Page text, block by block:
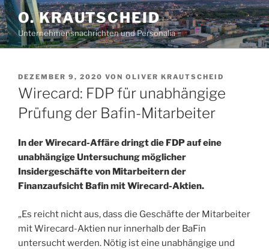
Zum
Inhalt
springen
O. KRAUTSCHEID
Unternehmensnachrichten und Personalia
VERÖFFENTLICHT
AM
DEZEMBER 9, 2020 VON OLIVER KRAUTSCHEID
Wirecard: FDP für unabhängige
Prüfung der Bafin-Mitarbeiter
In der Wirecard-Affäre dringt die FDP auf eine
unabhängige Untersuchung möglicher
Insidergeschäfte von Mitarbeitern der
Finanzaufsicht Bafin mit Wirecard-Aktien.
„Es reicht nicht aus, dass die Geschäfte der Mitarbeiter
mit Wirecard-Aktien nur innerhalb der BaFin
untersucht werden. Nötig ist eine unabhängige und